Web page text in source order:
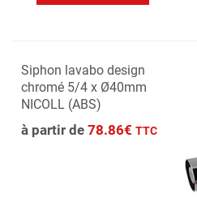
Siphon lavabo design
chromé 5/4 x Ø40mm
NICOLL (ABS)
à partir de 78.86€ TTC